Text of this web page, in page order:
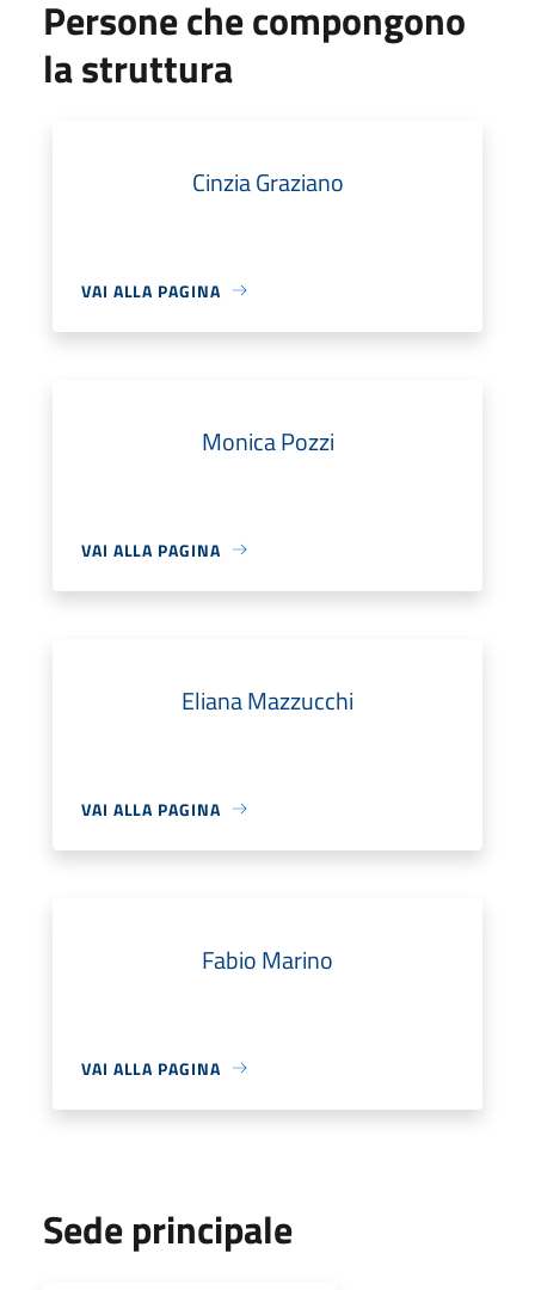
Persone che compongono
la struttura
Cinzia Graziano
VAI ALLA PAGINA
Monica Pozzi
VAI ALLA PAGINA
Eliana Mazzucchi
VAI ALLA PAGINA
Fabio Marino
VAI ALLA PAGINA
Sede principale